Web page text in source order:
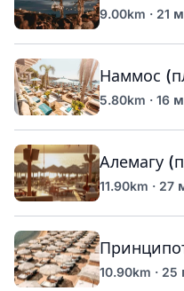
9.00km · 21
Наммос
5.80km · 16
Алемагу
11.90km ·
10.90km ·